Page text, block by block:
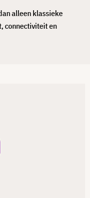
alleen klassieke
connectiviteit en